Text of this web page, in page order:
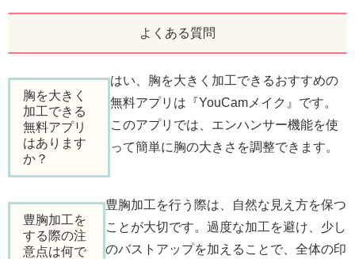
よくある質問
胸を大きく
加工できる
無料アプリ
はあります
か？
はい、胸を大きく加工できるおすすめの
無料アプリは『YouCamメイク』です。
このアプリでは、エンハンサー機能を使
って簡単に胸の大きさを調整できます。
豊胸加工を
する際の注
意点は何で
豊胸加工を行う際は、自然な見え方を保つ
ことが大切です。過度な加工を避け、少し
のバストアップを加えることで、全体の印